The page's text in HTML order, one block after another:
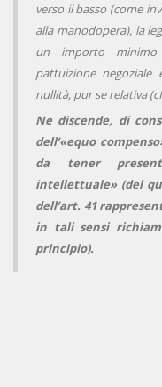
verso il basso (come
alla manodopera), la
un importo
pattuizione
nullità, pur se relativa
Ne discende, di
dell’«equo
da tener
intellettuale» (del
dell’art. 41
in tali sensi
principio).